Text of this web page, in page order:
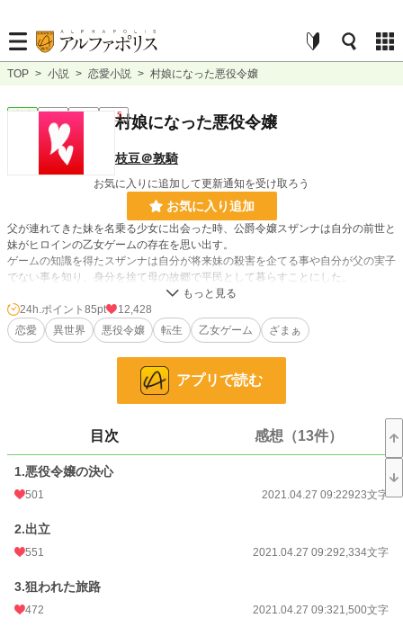
TOP > 小説 > 恋愛小説 > 村娘になった悪役令嬢
完結 長編 R15村娘になった悪役令嬢
枝豆＠敦騎
お気に入りに追加して更新通知を受け取ろう
お気に入り追加
父が連れてきた妹を名乗る少女に出会った時、公爵令嬢スザンナは自分の前世と
妹がヒロインの乙女ゲームの存在を思い出す。
ゲームの知識を得たスザンナは自分が将来妹の殺害を企てる事や自分が父の実子
でない事を知り、身分を捨て母の故郷で平民として暮らすことにした。
村娘になった少女が行き倒れを拾ったり、ヒロインに連れ戻されそうになった
り、悪役として利用されそうになったりしながら最後には幸せになるお話です。
※他サイトにも掲載しています。(他サイトに投稿したものと異なっている部分
アルファポリスのみ後日談投稿しております。
5,369 位 / 66,374 件
お気に入り 2,316
文字数
初回公開日時
24h.ポイント 85pt
12,428
恋愛
異世界 悪役令嬢 転生 乙女ゲーム ざまぁ
アプリで読む
目次 感想（13件）
1.悪役令嬢の決心
501 2021.04.27 09:22923文字
2.出立
551 2021.04.27 09:292,334文字
3.狙われた旅路
472 2021.04.27 09:321,500文字